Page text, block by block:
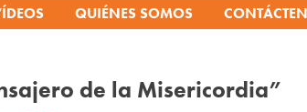
QUIÉNES SOMOS
de la Misericordia”